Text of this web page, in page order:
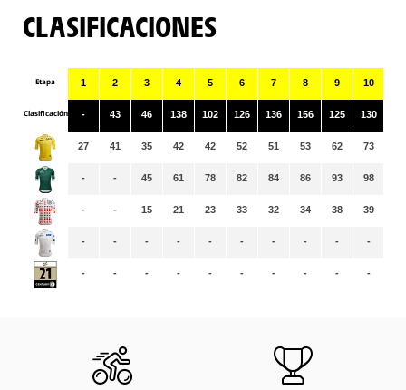
CLASIFICACIONES
Etapa
Clasificación
1
-
27
-
-
-
-
2
43
41
-
-
-
-
3
46
35
45
15
-
-
4
138
42
61
21
-
-
5
102
42
78
23
-
-
6
126
52
82
33
-
-
7
136
51
84
32
-
-
8
156
53
86
34
-
-
9
125
62
93
38
-
-
10
130
73
98
39
-
-